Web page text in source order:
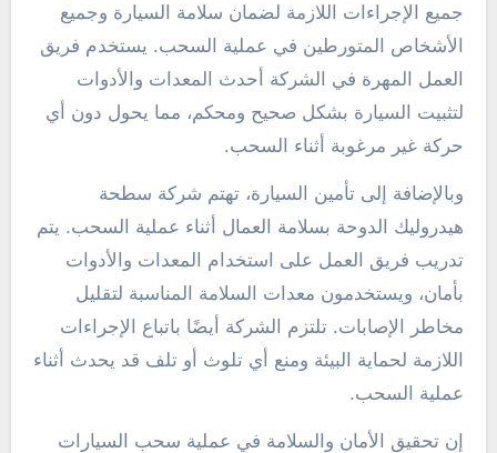
جميع الإجراءات اللازمة لضمان سلامة السيارة وجميع
الأشخاص المتورطين في عملية السحب. يستخدم فريق
العمل المهرة في الشركة أحدث المعدات والأدوات
لتثبيت السيارة بشكل صحيح ومحكم، مما يحول دون أي
حركة غير مرغوبة أثناء السحب.
وبالإضافة إلى تأمين السيارة، تهتم شركة سطحة
هيدروليك الدوحة بسلامة العمال أثناء عملية السحب. يتم
تدريب فريق العمل على استخدام المعدات والأدوات
بأمان، ويستخدمون معدات السلامة المناسبة لتقليل
مخاطر الإصابات. تلتزم الشركة أيضًا باتباع الإجراءات
اللازمة لحماية البيئة ومنع أي تلوث أو تلف قد يحدث أثناء
عملية السحب.
إن تحقيق الأمان والسلامة في عملية سحب السيارات